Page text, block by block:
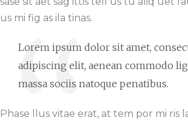
us mi fig as ila tinas.
Lorem ipsum dolor sit amet,
adipiscing elit, aenean commodo
massa sociis natoque penatibus.
Phase llus vitae erat, at tem por mi ris